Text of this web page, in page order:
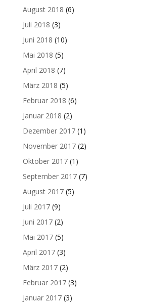
August 2018 (6)
Juli 2018 (3)
Juni 2018 (10)
Mai 2018 (5)
April 2018 (7)
März 2018 (5)
Februar 2018 (6)
Januar 2018 (2)
Dezember 2017(1)
November 2017(2)
Oktober 2017(1)
September 2017(7)
August 2017(5)
Juli 2017(9)
Juni 2017(2)
Mai 2017(5)
April 2017(3)
März 2017(2)
Februar 2017(3)
Januar 2017(3)